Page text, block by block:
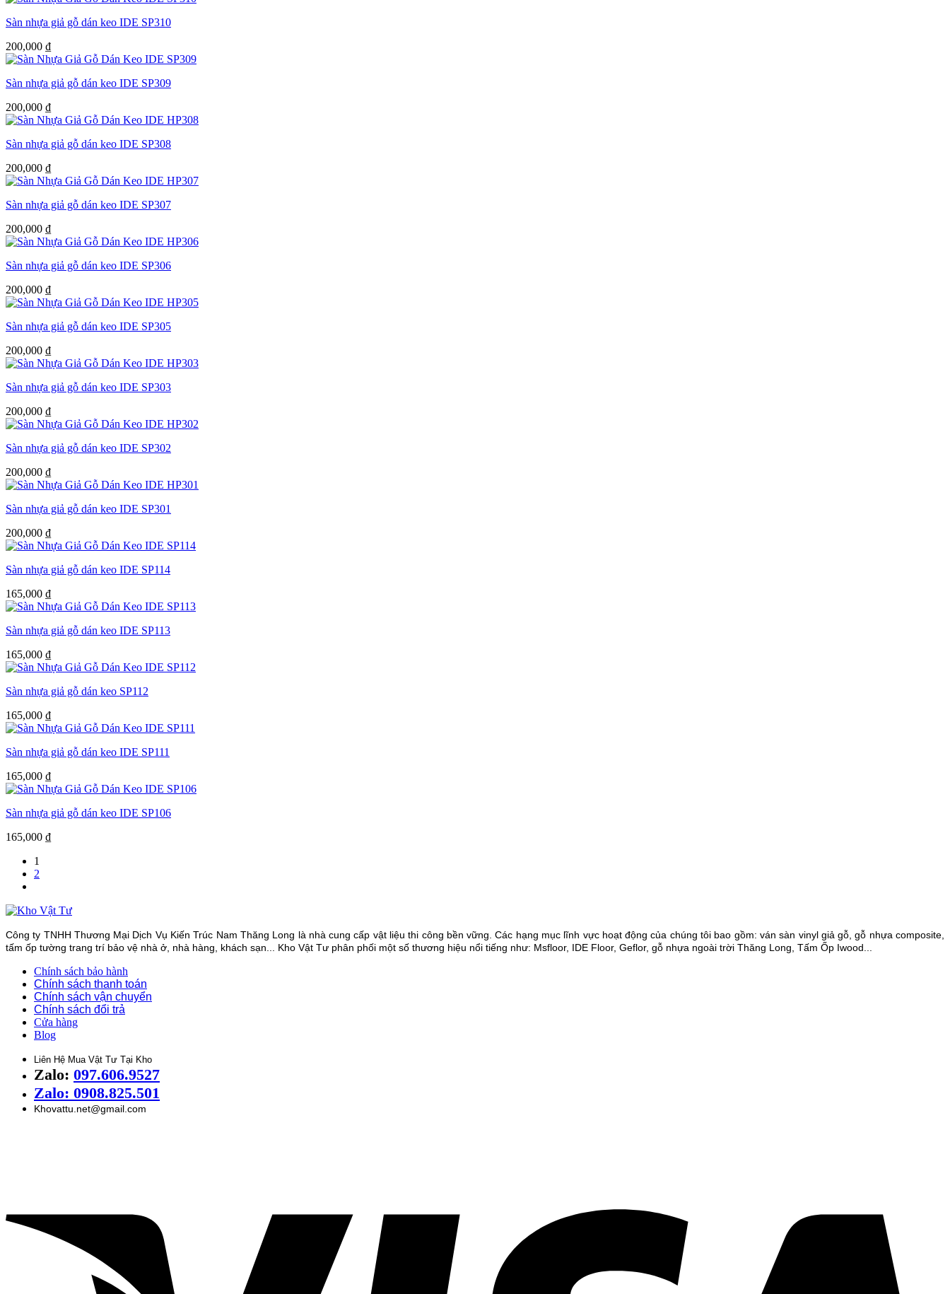
Sàn nhựa giả gỗ dán keo IDE SP310
200,000 ₫
Sàn nhựa giả gỗ dán keo IDE SP309
200,000 ₫
Sàn nhựa giả gỗ dán keo IDE SP308
200,000 ₫
Sàn nhựa giả gỗ dán keo IDE SP307
200,000 ₫
Sàn nhựa giả gỗ dán keo IDE SP306
200,000 ₫
Sàn nhựa giả gỗ dán keo IDE SP305
200,000 ₫
Sàn nhựa giả gỗ dán keo IDE SP303
200,000 ₫
Sàn nhựa giả gỗ dán keo IDE SP302
200,000 ₫
Sàn nhựa giả gỗ dán keo IDE SP301
200,000 ₫
Sàn nhựa giả gỗ dán keo IDE SP114
165,000 ₫
Sàn nhựa giả gỗ dán keo IDE SP113
165,000 ₫
Sàn nhựa giả gỗ dán keo SP112
165,000 ₫
Sàn nhựa giả gỗ dán keo IDE SP111
165,000 ₫
Sàn nhựa giả gỗ dán keo IDE SP106
165,000 ₫
1
2
Công ty TNHH Thương Mại Dịch Vụ Kiến Trúc Nam Thăng Long là nhà cung cấp vật liệu thi công bền vững. Các hạng mục lĩnh vực hoạt động của chúng tôi bao gồm: ván sàn vinyl giả gỗ, gỗ nhựa composite,
tấm ốp tường trang trí bảo vệ nhà ở, nhà hàng, khách sạn... Kho Vật Tư phân phối một số thương hiệu nổi tiếng như: Msfloor, IDE Floor, Geflor, gỗ nhựa ngoài trời Thăng Long, Tấm Ốp Iwood...
Chính sách bảo hành
Chính sách thanh toán
Chính sách vận chuyển
Chính sách đổi trả
Cửa hàng
Blog
Liên Hệ Mua Vật Tư Tại Kho
Zalo: 097.606.9527
Zalo: 0908.825.501
Khovattu.net@gmail.com